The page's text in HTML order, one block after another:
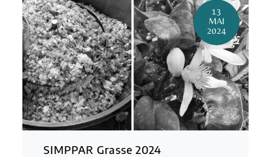
13
MAI
2024
SIMPPAR Grasse 2024